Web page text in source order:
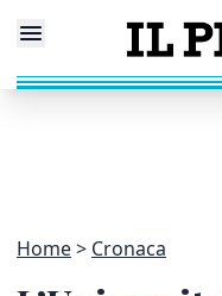
Home Cronaca